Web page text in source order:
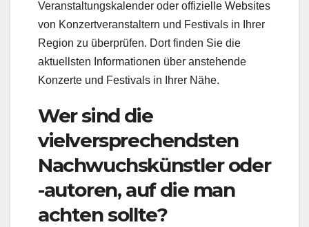
Veranstaltungskalender oder offizielle Websites
von Konzertveranstaltern und Festivals in Ihrer
Region zu überprüfen. Dort finden Sie die
aktuellsten Informationen über anstehende
Konzerte und Festivals in Ihrer Nähe.
Wer sind die
vielversprechendsten
Nachwuchskünstler oder
-autoren, auf die man
achten sollte?